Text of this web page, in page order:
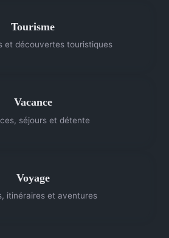
Tourisme
et découvertes touristiques
Vacance
séjours et détente
Voyage
itinéraires et aventures